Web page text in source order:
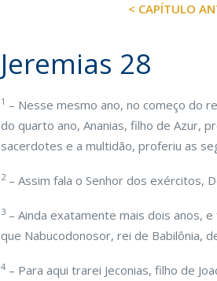
< CAPÍTULO
Jeremias 28
1 – Nesse mesmo ano, no começo do
do quarto ano, Ananias, filho de Azur,
sacerdotes e a multidão, proferiu as
2– Assim fala o Senhor dos exércitos,
3 – Ainda exatamente mais dois anos,
que Nabucodonosor, rei de Babilônia,
4 – Para aqui trarei Jeconias, filho de